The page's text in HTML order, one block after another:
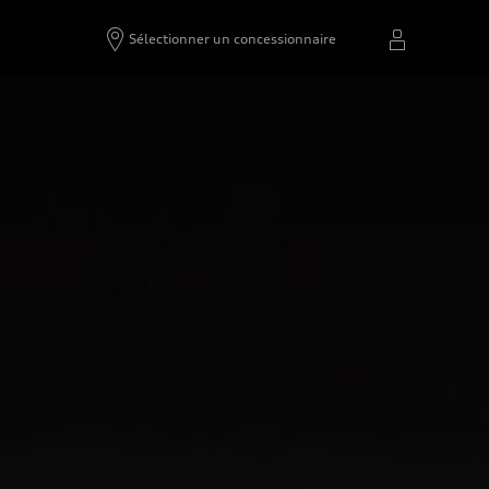
Sélectionner un concessionnaire